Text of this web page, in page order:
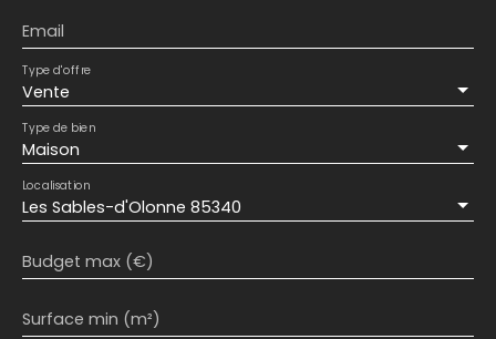
Email
Vente
Type d'offre
Maison
Type de bien
Les Sables-d'Olonne 85340
Localisation
Budget max (€)
Surface min (m²)